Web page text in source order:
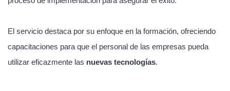
El servicio destaca por su enfoque en la formación, ofreciendo
capacitaciones para que el personal de las empresas pueda
utilizar eficazmente las nuevas tecnologías.